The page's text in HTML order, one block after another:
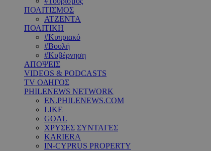
ΠΟΛΙΤΙΣΜΟΣ
ΑΤΖΕΝΤΑ
ΠΟΛΙΤΙΚΗ
#Κυπριακό
#Βουλή
#Κυβέρνηση
ΑΠΟΨΕΙΣ
VIDEOS & PODCASTS
TV ΟΔΗΓΟΣ
PHILENEWS NETWORK
EN.PHILENEWS.COM
LIKE
GOAL
ΧΡΥΣΕΣ ΣΥΝΤΑΓΕΣ
KARIERA
IN-CYPRUS PROPERTY